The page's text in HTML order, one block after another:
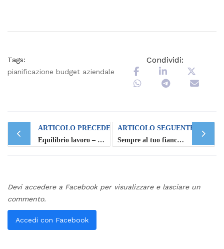
Tags:
pianificazione budget aziendale
Condividi:
Post
navigation
ARTICOLO PRECEDENTE
Equilibrio lavoro – vita privata: l’Italia è fuori dalla Top 10
ARTICOLO SEGUENTE
Sempre al tuo fianco anche nei giorni di festa!
Devi accedere a Facebook per visualizzare e lasciare un
commento.
Accedi con Facebook